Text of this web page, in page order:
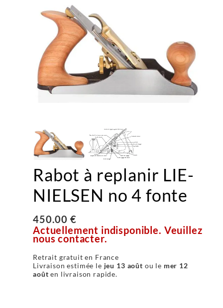
Rabot à replanir LIE-
NIELSEN no 4 fonte
450.00 €
Actuellement indisponible. Veuillez
nous contacter.
Retrait gratuit en France
Livraison estimée le jeu 13 août ou le mer 12
août en livraison rapide.